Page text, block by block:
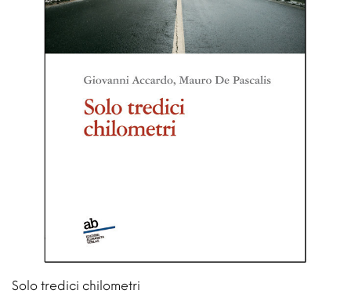
Solo tredici chilometri